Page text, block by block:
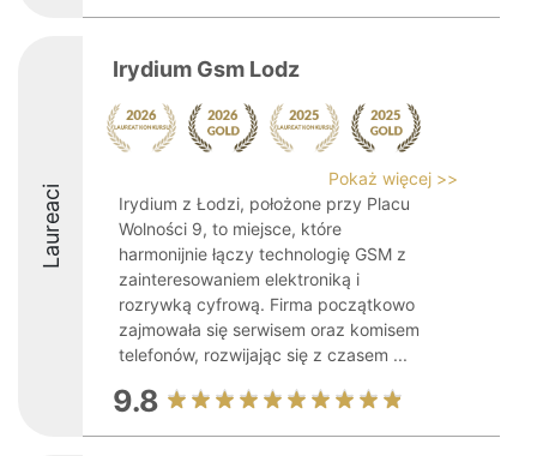
Laureaci
Irydium Gsm Lodz
Pokaż więcej >>
Irydium z Łodzi, położone przy Placu
Wolności 9, to miejsce, które
harmonijnie łączy technologię GSM z
zainteresowaniem elektroniką i
rozrywką cyfrową. Firma początkowo
zajmowała się serwisem oraz komisem
telefonów, rozwijając się z czasem ...
9.8